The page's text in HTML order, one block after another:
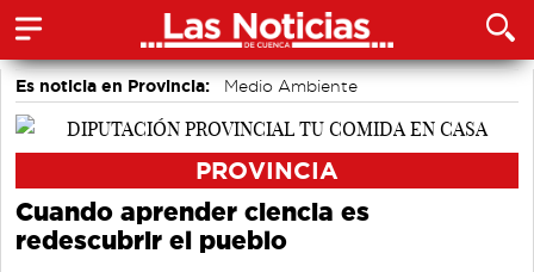
Es noticia en Provincia:
Medio Ambiente
accidentes laborales
PROVINCIA
Cuando aprender ciencia es
redescubrir el pueblo